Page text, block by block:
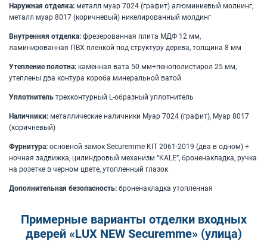
Наружная отделка: металл муар 7024 (графит) алюминиевый молнинг,
металл муар 8017 (коричневый) никелированный молдинг
Внутренняя отделка: фрезерованная плита МДФ 12 мм,
ламинированная ПВХ пленкой под структуру дерева, толщина 8 мм
Утепление полотна: каменная вата 50 мм+пенополистирол 25 мм,
утеплены два контура короба минеральной ватой
Уплотнитель трехконтурный L-образный уплотнитель
Наличники: металлические наличники Муар 7024 (графит), Муар 8017
(коричневый)
Фурнитура: основной замок Securemme KIT 2061-2019 (два в одном) +
ночная задвижка, цилиндровый механизм “KALE”, броненакладка, ручка
на розетке в черном цвете, утопленный глазок
Дополнительная безопасность: броненакладка утопленная
Примерные варианты отделки входных
дверей «LUX NEW Seсuremme» (улица)